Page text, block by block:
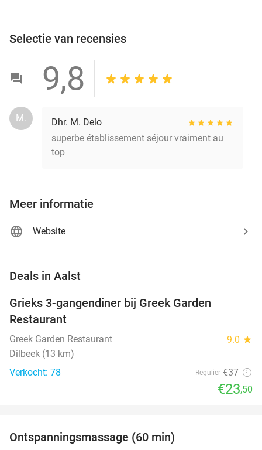
Selectie van recensies
9,8
M.
Dhr. M. Delo
superbe établissement séjour vraiment au
top
Meer informatie
Website
Deals in Aalst
Grieks 3-gangendiner bij Greek Garden
Restaurant
Greek Garden Restaurant 9.0 star
Dilbeek (13 km)
Verkocht: 78
Regulier €37
€23,50
Ontspanningsmassage (60 min)